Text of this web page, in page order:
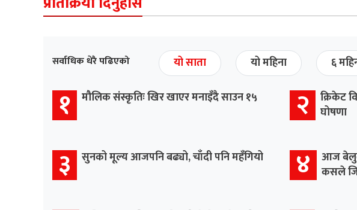
सर्वाधिक धेरै पढिएको यो साता यो महिना ६
१ मौलिक संस्कृतिः खिर खाएर मनाइँदै साउन १५ २ क्रिकेट
घोषणा
३ सुनको मूल्य आजपनि बढ्यो, चाँदी पनि महँगियो ४ आज
कसले